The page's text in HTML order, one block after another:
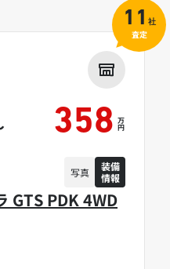
GTS PDK 4WD
358 万
円
写真
装備
情報
11 社
査定